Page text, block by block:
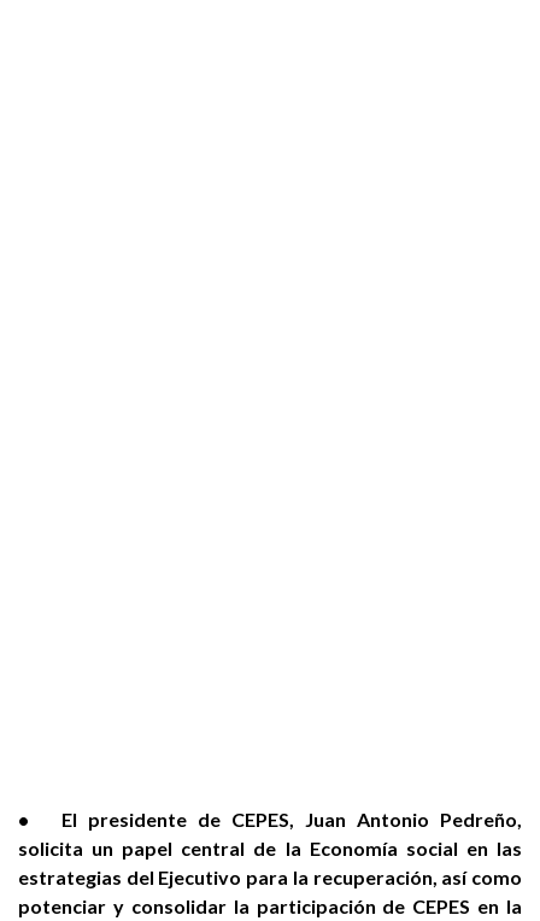
• El presidente de CEPES, Juan Antonio Pedreño,
solicita un papel central de la Economía social en las
estrategias del Ejecutivo para la recuperación, así como
potenciar y consolidar la participación de CEPES en la